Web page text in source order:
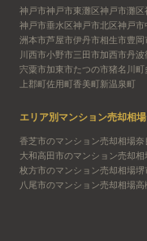
神戸市神戸市東灘区神戸市灘区
神戸市垂水区神戸市北区神戸市
洲本市芦屋市伊丹市相生市豊岡
川西市小野市三田市加西市丹波
宍粟市加東市たつの市猪名川町
上郡町佐用町香美町新温泉町
エリア別マンション売却相場
香芝市のマンション売却相場奈
大和高田市のマンション売却相
枚方市のマンション売却相場堺
八尾市のマンション売却相場